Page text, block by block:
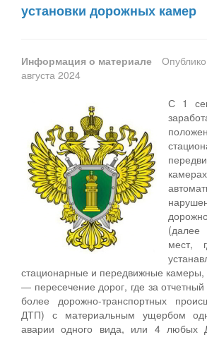
установки дорожных камер
Информация о материале
августа 2024
С 1
мест,
стационарные и передвижные камеры,
— пересечение дорог, где за
более дорожно-транспортных
ДТП) с материальным ущербом
аварии одного вида, или 4 любых